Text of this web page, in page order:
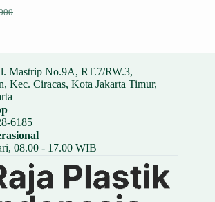
Mastrip No.9A, RT.7/RW.3,
Kec. Ciracas, Kota Jakarta Timur,
6185
08.00 - 17.00 WIB